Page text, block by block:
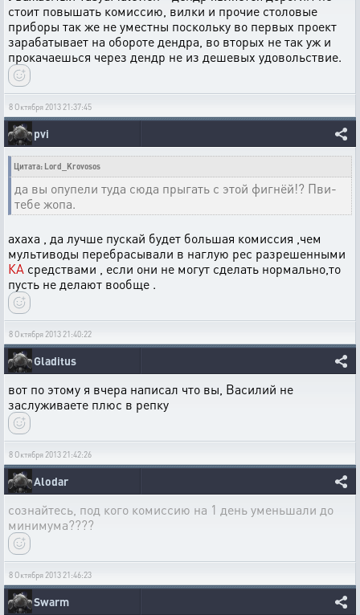
стоит повышать комиссию, вилки и прочие столовые
приборы так же не уместны поскольку во первых проект
зарабатывает на обороте дендра, во вторых не так уж и
прокачаешься через дендр не из дешевых удовольствие.
8 Октября 2013 21:37:45
pvi
Цитата: Lord_Krovosos
да вы опупели туда сюда прыгать с этой фигнёй!? Пви-
тебе жопа.
ахаха , да лучше пускай будет большая комиссия ,чем
мультиводы перебрасывали в наглую рес разрешенными
КА средствами , если они не могут сделать нормально,то
пусть не делают вообще .
8 Октября 2013 21:40:22
Gladitus
вот по этому я вчера написал что вы, Василий не
заслуживаете плюс в репку
8 Октября 2013 21:42:26
Alodar
сознайтесь, под кого комиссию на 1 день уменьшали до
минимума????
8 Октября 2013 21:46:23
Swarm